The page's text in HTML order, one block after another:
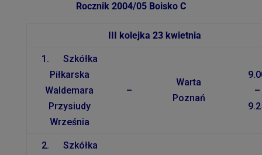
Rocznik 2004/05 Boisko C
III kolejka 23 kwietnia
1. Szkółka
Piłkarska
Waldemara
Przysiudy
Września
–
Warta
Poznań
–
2. Szkółka